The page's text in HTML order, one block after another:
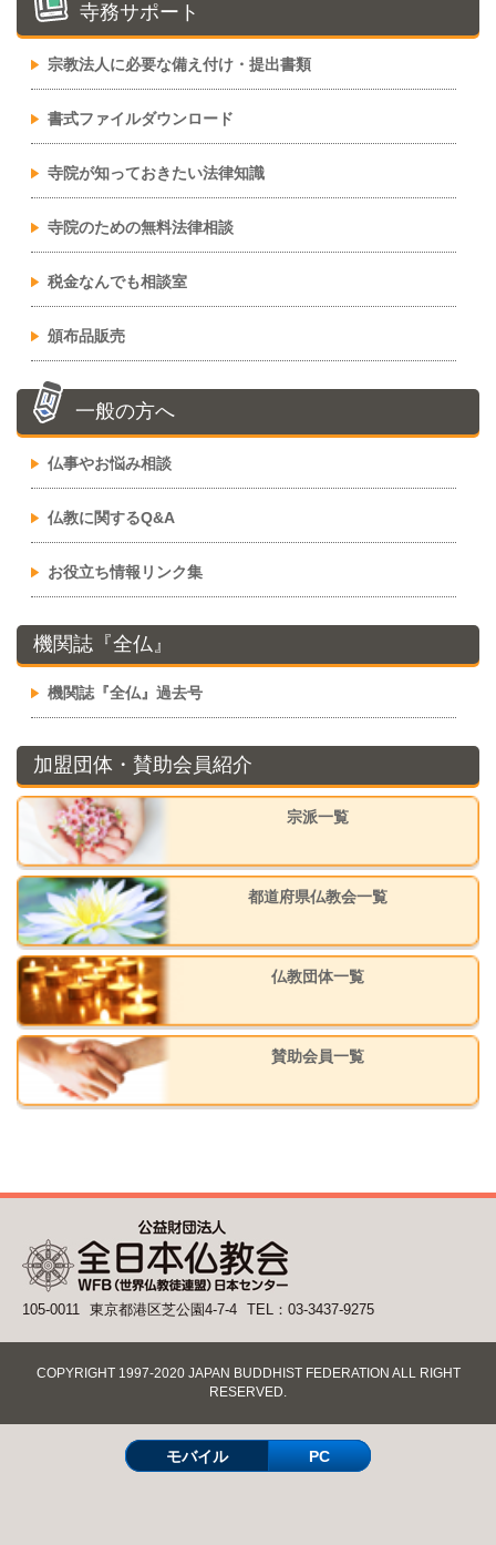
寺務サポート
宗教法人に必要な備え付け・提出書類
書式ファイルダウンロード
寺院が知っておきたい法律知識
寺院のための無料法律相談
税金なんでも相談室
頒布品販売
一般の方へ
仏事やお悩み相談
仏教に関するQ&A
お役立ち情報リンク集
機関誌『全仏』
機関誌『全仏』過去号
加盟団体・賛助会員紹介
宗派一覧
都道府県仏教会一覧
仏教団体一覧
賛助会員一覧
105-0011 東京都港区芝公園4-7-4 TEL：03-3437-9275
COPYRIGHT 1997-2020 JAPAN BUDDHIST FEDERATION ALL RIGHT
RESERVED.
モバイル PC